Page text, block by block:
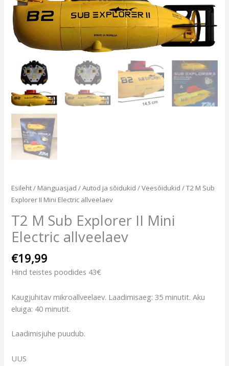
Esileht/ Mänguasjad /Autod ja sõidukid /Veesõidukid / T2 M Sub
Explorer II Mini Electric allveelaev
T2 M Sub Explorer II Mini
Electric allveelaev
€19,99
Hind teistes poodides 43€
Kaugjuhitav mikroallveelaev. Laadimisaeg: 35 minutit. Aku
eluiga: 40 minutit.
Laadimisjuhe puudub.
UUS